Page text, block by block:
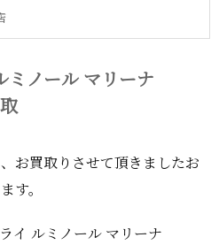
ノール マリーナ
お買取りさせて頂きましたお
す。
イ ルミノール マリーナ